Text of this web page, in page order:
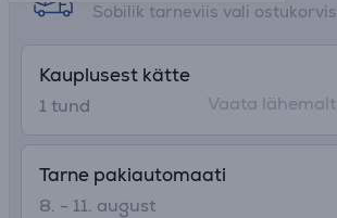
Sobilik tarneviis vali ostukorvis
Kauplusest kätte
1 tund
Vaata lähemalt
Tarne pakiautomaati
8. - 11. august